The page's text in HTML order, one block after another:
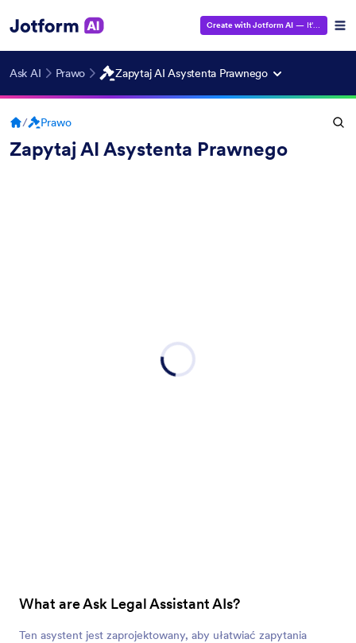
Create with Jotform AI — It's Free!
Ask AI Prawo Zapytaj AI Asystenta Prawnego
/ Prawo
Zapytaj AI Asystenta Prawnego
What are Ask Legal Assistant AIs?
Ten asystent jest zaprojektowany, aby ułatwiać zapytania